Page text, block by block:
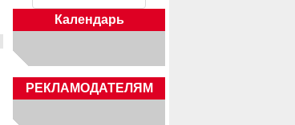
Календарь
РЕКЛАМОДАТЕЛЯМ